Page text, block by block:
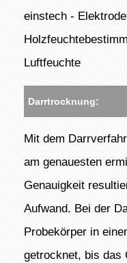
einstech -
Luftfeuchte
Darrtrocknung:
Mit dem
am genauesten
Genauigkeit
Aufwand. Bei der
Probekörper in
getrocknet, bis das